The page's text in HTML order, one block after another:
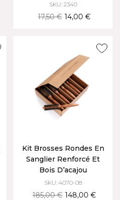
SKU: 2340
17,50 € 14,00 €
Kit Brosses Rondes En
Sanglier Renforcé Et
Bois D’acajou
SKU: 4070-08
185,00 € 148,00 €